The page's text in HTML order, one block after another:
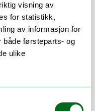
visning av
for statistikk,
av informasjon for
både førsteparts- og
ulike